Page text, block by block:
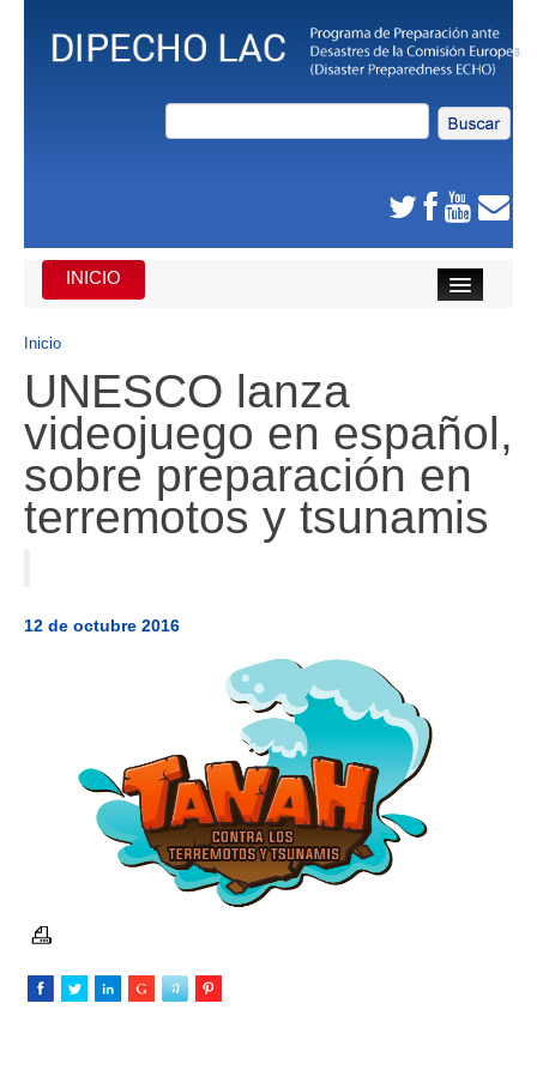
INICIO
DE QUE SE TRATA
CARIBE
AMÉRICA CENTRAL
Inicio
UNESCO lanza
videojuego en español,
sobre preparación en
terremotos y tsunamis
12 de octubre 2016